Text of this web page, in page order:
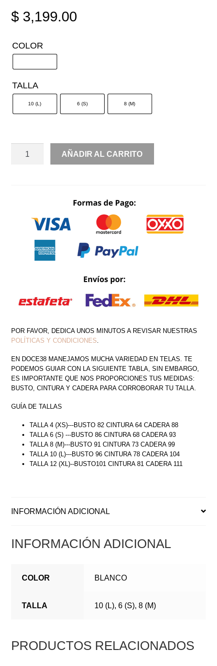
$3,199.00
COLOR
TALLA
10 (L) 6 (S) 8 (M)
CONJUNTO
PANTALÓN
CANTIDAD
AÑADIR AL CARRITO
POR FAVOR, DEDICA UNOS MINUTOS A REVISAR NUESTRAS
POLÍTICAS Y CONDICIONES
EN DOCE38 MANEJAMOS MUCHA VARIEDAD EN TELAS. TE
PODEMOS GUIAR CON LA SIGUIENTE TABLA, SIN EMBARGO,
ES IMPORTANTE QUE NOS PROPORCIONES TUS MEDIDAS:
BUSTO, CINTURA Y CADERA PARA CORROBORAR TU TALLA.
GUÍA DE TALLAS
TALLA 4 (XS)---BUSTO 82 CINTURA 64 CADERA 88
TALLA 6 (S) ---BUSTO 86 CINTURA 68 CADERA 93
TALLA 8 (M)---BUSTO 91 CINTURA 73 CADERA 99
TALLA 10 (L)---BUSTO 96 CINTURA 78 CADERA 104
TALLA 12 (XL)--BUSTO101 CINTURA 81 CADERA 111
INFORMACIÓN ADICIONAL
INFORMACIÓN ADICIONAL
COLOR BLANCO
TALLA 10 (L), 6 (S), 8 (M)
PRODUCTOS RELACIONADOS